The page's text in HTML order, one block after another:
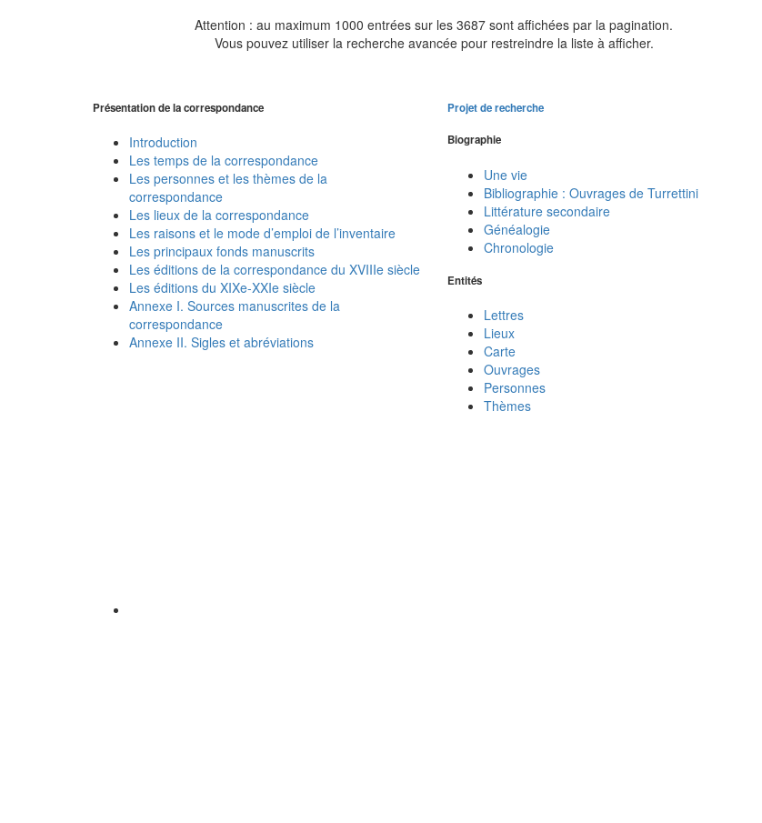
Attention : au maximum 1000 entrées sur les 3687 sont affichées par la pagination.
Vous pouvez utiliser la recherche avancée pour restreindre la liste à afficher.
Présentation de la correspondance
Introduction
Les temps de la correspondance
Les personnes et les thèmes de la
correspondance
Les lieux de la correspondance
Les raisons et le mode d’emploi de l’inventaire
Les principaux fonds manuscrits
Les éditions de la correspondance du XVIIIe siècle
Les éditions du XIXe-XXIe siècle
Annexe I. Sources manuscrites de la
correspondance
Annexe II. Sigles et abréviations
Projet de recherche
Biographie
Une vie
Bibliographie : Ouvrages de Turrettini
Littérature secondaire
Généalogie
Chronologie
Entités
Lettres
Lieux
Carte
Ouvrages
Personnes
Thèmes